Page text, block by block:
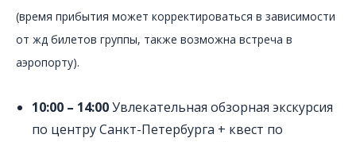
(время прибытия может корректироваться в зависимости
от жд билетов группы, также возможна встреча в
аэропорту).
10:00 – 14:00Увлекательная обзорная экскурсия
по центру Санкт-Петербурга + квест по